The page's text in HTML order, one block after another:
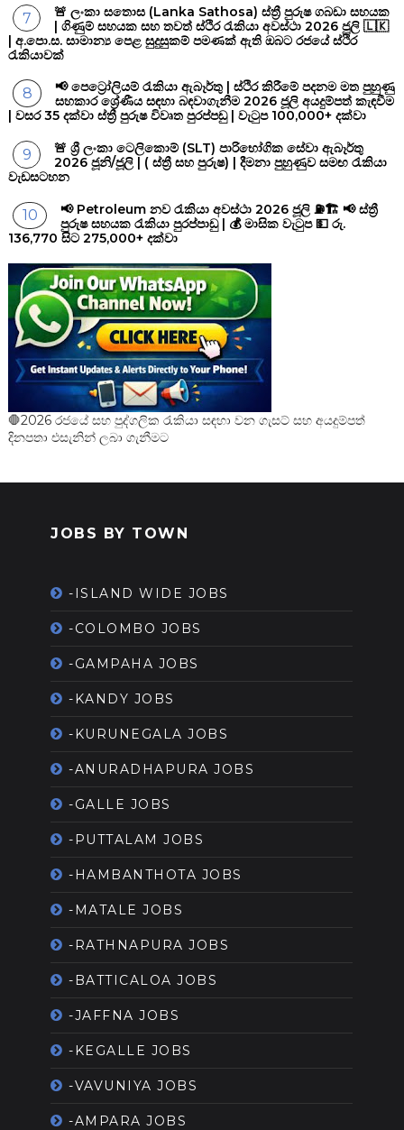
🚨 ලංකා සතොස (Lanka Sathosa) ස්ත්‍රී පුරුෂ ගබඩා සහයක
| ගිණුම් සහයක සහ තවත් ස්ථිර රැකියා අවස්ථා 2026 ජූලි 🇱🇰
| අ.පො.ස. සාමාන්‍ය පෙළ සුදුසුකම් පමණක් ඇති ඔබට රජයේ ස්ථිර
රැකියාවක්
📢 පෙට්‍රෝලියම් රැකියා ඇබෑර්තු | ස්ථිර කිරීමේ පදනම මත පුහුණු
සහකාර ශ්‍රේණීය සඳහා බඳවාගැනීම 2026 ජූලි අයදුම්පත් කැඳවීම
| වසර 35 දක්වා ස්ත්‍රී පුරුෂ විවෘත පුරප්පඩු | වැටුප 100,000+ දක්වා
🚨 ශ්‍රී ලංකා ටෙලිකොම් (SLT) පාරිභෝගික සේවා ඇබෑර්තු
2026 ජූනි/ජූලි | ( ස්ත්‍රී සහ පුරුෂ) | දීමනා පුහුණුව සමඟ රැකියා
වැඩසටහන
📢 Petroleum නව රැකියා අවස්ථා 2026 ජූලි ⛽🏗️ 📢 ස්ත්‍රී
පුරුෂ සහයක රැකියා පුරප්පාඩු | 💰 මාසික වැටුප 💵 රු.
136,770 සිට 275,000+ දක්වා
🛑2026 රජයේ සහ පුද්ගලික රැකියා සඳහා වන ගැසට් සහ අයදුම්පත්
දිනපතා එසැනින් ලබා ගැනීමට
JOBS BY TOWN
-ISLAND WIDE JOBS
-COLOMBO JOBS
-GAMPAHA JOBS
-KANDY JOBS
-KURUNEGALA JOBS
-ANURADHAPURA JOBS
-GALLE JOBS
-PUTTALAM JOBS
-HAMBANTHOTA JOBS
-MATALE JOBS
-RATHNAPURA JOBS
-BATTICALOA JOBS
-JAFFNA JOBS
-KEGALLE JOBS
-VAVUNIYA JOBS
-AMPARA JOBS